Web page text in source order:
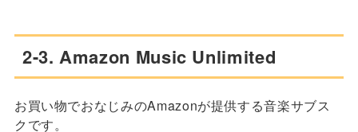
2-3. Amazon Music Unlimited
お買い物でおなじみのAmazonが提供する音楽サブス
クです。